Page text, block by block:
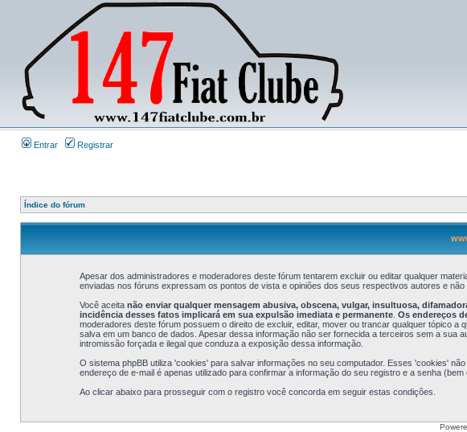
Entrar Registrar
Índice do fórum
Apesar dos administradores e moderadores deste fórum tentarem excluir ou editar qualquer
enviadas nos fóruns expressam os pontos de vista e opiniões dos seus respectivos autores e
Você aceita não enviar qualquer mensagem abusiva, obscena, vulgar, insultuosa,
incidência desses fatos implicará em sua expulsão imediata e permanente. Os endereços
moderadores deste fórum possuem o direito de excluir, editar, mover ou trancar qualquer tópico
salva em um banco de dados. Apesar dessa informação não ser fornecida a terceiros sem a sua
intromissão forçada e ilegal que conduza a exposição dessa informação.
O sistema phpBB utiliza 'cookies' para salvar informações no seu computador. Esses 'cookies'
endereço de e-mail é apenas utilizado para confirmar a informação do seu registro e a senha
Ao clicar abaixo para prosseguir com o registro você concorda em seguir estas condições.